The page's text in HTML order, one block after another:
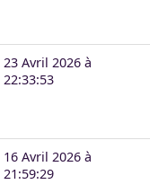
23 Avril 2026 à
22:33:53
16 Avril 2026 à
21:59:29